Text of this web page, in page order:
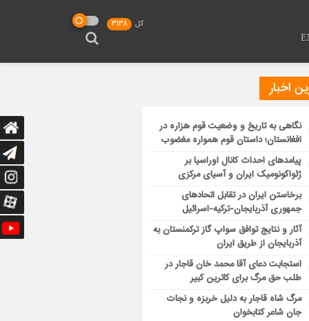
کل 3138
اخبار
نگاهی به تاریخ و وضعیت قوم هزاره در
افغانستان؛ داستان قوم همواره مغضوب
پیامدهای احداث کانال اوراسیا بر
ژئواکونومیک ایران و آسیای مرکزی
برخاستن ایران در تقابل اتحادهای
جمهوری آذربایجان-ترکیه-اسرائیل
آثار و نتایج توافق سواپ گاز ترکمنستان به
آذربایجان از طریق ایران
استجابت دعای آقا محمد خان قاجار در
طلب حق مرگ برای کاترین کبیر
مرگ شاه قاجار به دلیل خربزه و نجات
جان شاعر کتابخوان